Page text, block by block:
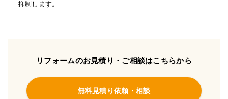
抑制します。
リフォームのお見積り・ご相談はこちらから
無料見積り依頼・相談